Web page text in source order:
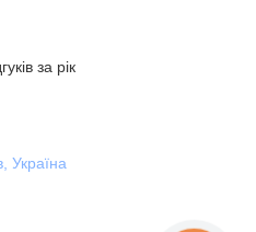
за рік
Україна